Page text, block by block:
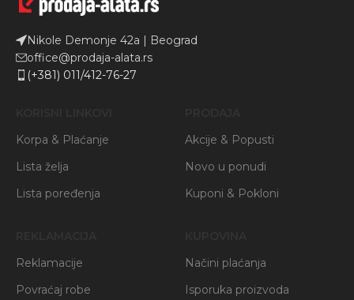
Nikole Demonje 42a | Beograd
office@prodaja-alata.rs
(+381) 011/412-76-27
Korpa & Plaćanje
Lista želja
Lista poređenja
Akcije & Popusti
Novo u ponudi
Kuponi & Pokloni
Reklamacije
Povraćaj robe
Načini plaćanja
Isporuka proizvoda